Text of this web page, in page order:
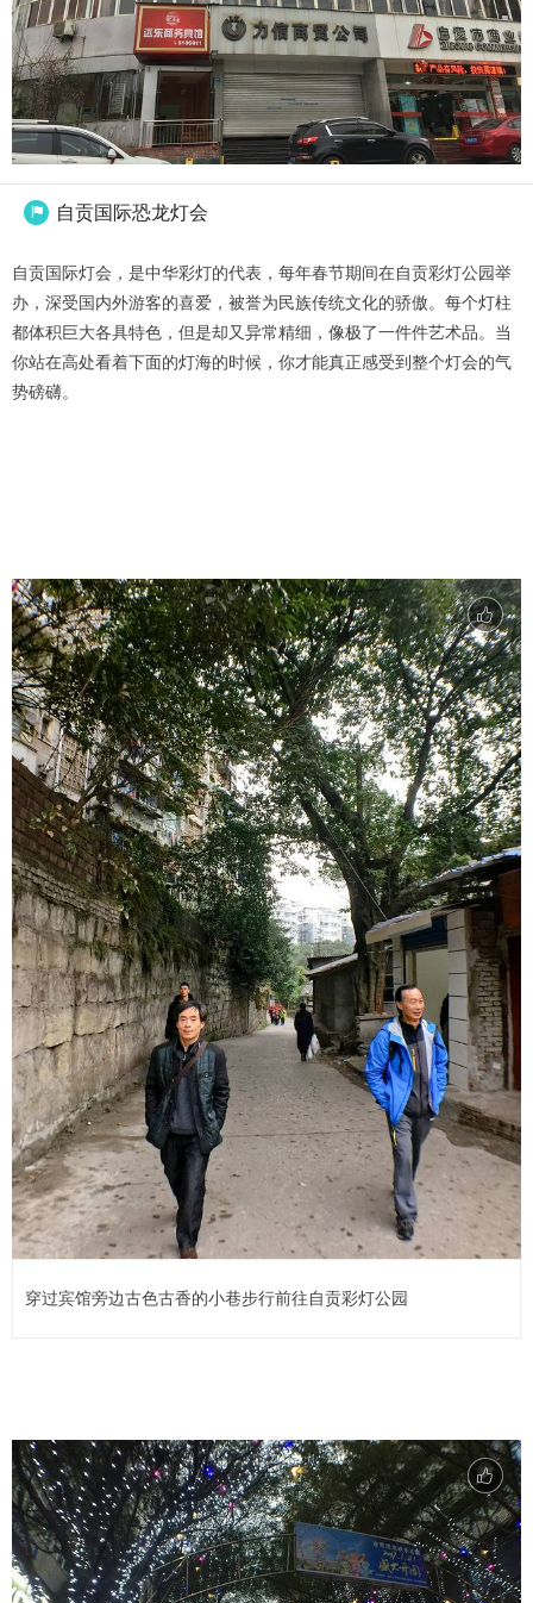
 自贡国际恐龙灯会
自贡国际灯会，是中华彩灯的代表，每年春节期间在自贡彩灯公园举
办，深受国内外游客的喜爱，被誉为民族传统文化的骄傲。每个灯柱
都体积巨大各具特色，但是却又异常精细，像极了一件件艺术品。当
你站在高处看着下面的灯海的时候，你才能真正感受到整个灯会的气
势磅礴。
穿过宾馆旁边古色古香的小巷步行前往自贡彩灯公园